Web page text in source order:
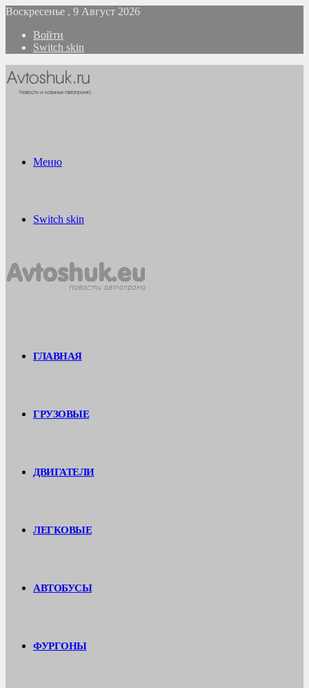
Воскресенье , 9 Август 2026
Войти
Switch skin
Меню
Switch skin
ГЛАВНАЯ
ГРУЗОВЫЕ
ДВИГАТЕЛИ
ЛЕГКОВЫЕ
АВТОБУСЫ
ФУРГОНЫ